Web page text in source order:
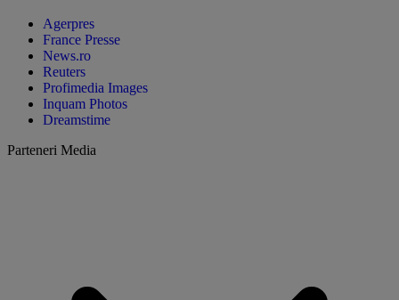
Agerpres
France Presse
News.ro
Reuters
Profimedia Images
Inquam Photos
Dreamstime
Parteneri Media